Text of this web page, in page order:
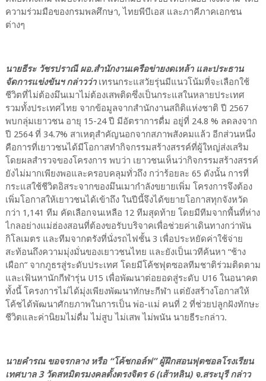
ความร่วมมือของกรมพลศึกษา, ไทยพีบีเอส และภาคีภาคเอกชน
ต่างๆ
นายธีระ วัชรปราณี ผอ.สำนักงานเครือข่ายงดเหล้า และประธาน
จัดการแข่งขันฯ กล่าวว่าเทรนกระแสวัยรุ่นมีแนวโน้มที่จะเลือกใช้
ชีวิตที่ไม่ต้องมึนเมาไม่ต้องเสพติดซึ่งเป็นกระแสในหลายประเทศ
รวมทั้งประเทศไทย จากข้อมูลจากสำนักงานสถิติแห่งชาติ ปี 2567
พบกลุ่มเยาวชน อายุ 15-24 ปี มีอัตราการดื่ม อยู่ที่ 24.8 % ลดลงจาก
ปี 2564 ที่ 34.7% สาเหตุสำคัญนอกจากสภาพสังคมแล้ว อีกส่วนหนึ่ง
คือการที่เยาวชนได้มีโอกาสทำกิจกรรมสร้างสรรค์ที่ผู้ใหญ่ส่งเสริม
โดยผลสำรวจของโครงการ พบว่า เยาวชนเห็นว่ากิจกรรมสร้างสรรค์
ยังไม่มากเพียงพอและครอบคลุมทั่วถึง กว่าร้อยละ 65 ดังนั้น การที่
กระแสใช้ชีวิตอิสระจากของมึนเมากำลังขยายเพิ่ม โครงการจึงต้อง
เพิ่มโอกาสให้เยาวชนได้เข้าถึง ในปีนี้จึงได้ขยายโอกาสทุกจังหวัด
กว่า 1,141 ทีม คัดเลือกจนเหลือ 12 ทีมสุดท้าย โดยมีทีมจากพื้นที่ห่าง
ไกลอย่างแม่ฮ่องสอนที่ต้องขอรับบริจาคเพื่อช่วยค่าเดินทางกว่าพัน
กิโลเมตร และทีมจากตรังที่นั่งรถไฟชั้น 3 เพื่อประหยัดค่าใช้จ่าย
สะท้อนถึงความมุ่งมั่นของเยาวชนไทย และยังเป็นเวทีค้นหา “ช้าง
เผือก” จากภูธรสู่ระดับประเทศ โดยมีโค้ชฟุตซอลทีมชาติร่วมติดตาม
และเฟ้นหานักกีฬารุ่น U15 เพื่อพัฒนาต่อยอดสู่ระดับ U16 ในอนาคต
ทั้งนี้ โครงการไม่ได้มุ่งเพียงพัฒนาทักษะกีฬา แต่ยังสร้างโอกาสให้
โค้ชได้พัฒนาศักยภาพในการเป็น พ่อ-แม่ คนที่ 2 ที่ช่วยปลูกฝังทักษะ
ชีวิตและค่านิยมไม่ดื่ม ไม่สูบ ไม่เสพ ไม่พนัน นายธีระกล่าว.
นายคำรณ ขอจรกลาง หรือ “โค้ชกอล์ฟ” ผู้ฝึกสอนฟุตซอลโรงเรียน
เทศบาล 3 วัดสหมิตรมงคลตั้งตรงจิตร 6 (เส้าหลิน) จ.สระบุรี กล่าว